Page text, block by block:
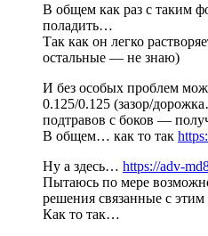
В общем как раз с таким
поладить…
Так как он легко
остальные — не знаю)
И без особых проблем
0.125/0.125 (зазор/
подтравов с боков —
В общем… как то так
Ну а здесь… https://adv-
Пытаюсь по мере
решения связанные с
Как то так…